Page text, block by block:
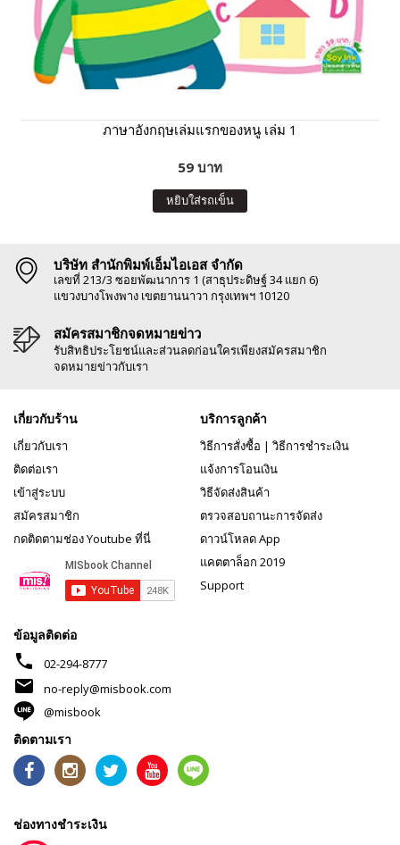
ภาษาอังกฤษเล่มแรกของหนู เล่ม 1
59 บาท
หยิบใส่รถเข็น
บริษัท สำนักพิมพ์เอ็มไอเอส จำกัด
เลขที่ 213/3 ซอยพัฒนาการ 1 (สาธุประดิษฐ์ 34 แยก 6)
แขวงบางโพงพาง เขตยานนาวา กรุงเทพฯ 10120
สมัครสมาชิกจดหมายข่าว
รับสิทธิประโยชน์และส่วนลดก่อนใครเพียงสมัครสมาชิก
จดหมายข่าวกับเรา
เกี่ยวกับร้าน
เกี่ยวกับเรา
ติดต่อเรา
เข้าสู่ระบบ
สมัครสมาชิก
กดติดตามช่อง Youtube ที่นี่
บริการลูกค้า
วิธีการสั่งซื้อ | วิธีการชำระเงิน
แจ้งการโอนเงิน
วิธีจัดส่งสินค้า
ตรวจสอบถานะการจัดส่ง
ดาวน์โหลด App
แคตตาล็อก 2019
Support
ข้อมูลติดต่อ
phone 02-294-8777
mail
no-reply@misbook.com
@misbook
ติดตามเรา
ช่องทางชำระเงิน